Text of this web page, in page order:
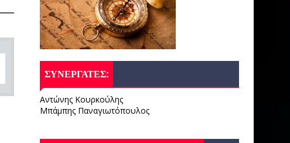
ΣΥΝΕΡΓΑΤΕΣ:
Αντώνης Κουρκούλης
Μπάμπης Παναγιωτόπουλος